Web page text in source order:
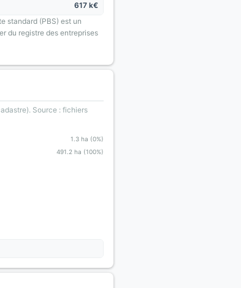
617 k€
standard (PBS) est un
du registre des entreprises
Source : fichiers
1.3 ha (0%)
491.2 ha (100%)